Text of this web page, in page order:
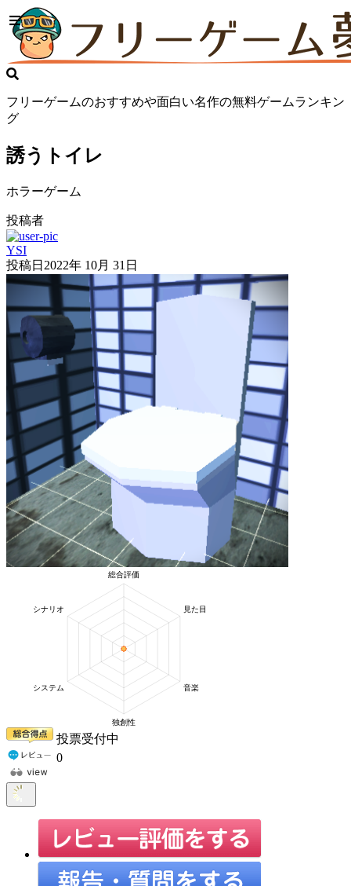
フリーゲームのおすすめや面白い名作の無料ゲームランキン
グ
誘うトイレ
ホラーゲーム
投稿者
YSI
投稿日 2022年 10月 31日
投票受付中
0